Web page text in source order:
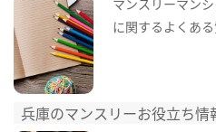
に関するよくあ
兵庫のマンスリーお役立ち情